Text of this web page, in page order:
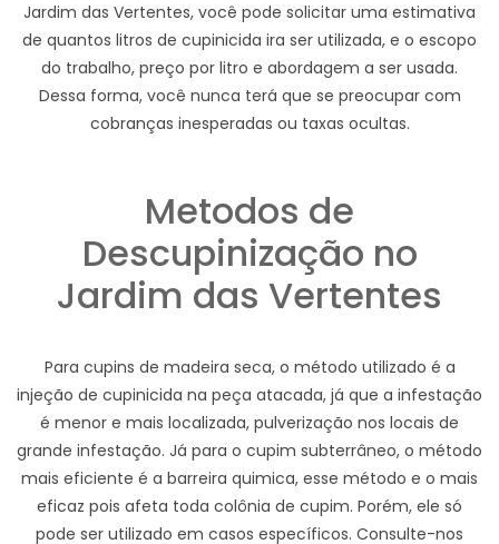
Jardim das Vertentes, você pode solicitar uma estimativa
de quantos litros de cupinicida ira ser utilizada, e o escopo
do trabalho, preço por litro e abordagem a ser usada.
Dessa forma, você nunca terá que se preocupar com
cobranças inesperadas ou taxas ocultas.
Metodos de
Descupinização no
Jardim das Vertentes
Para cupins de madeira seca, o método utilizado é a
injeção de cupinicida na peça atacada, já que a infestação
é menor e mais localizada, pulverização nos locais de
grande infestação. Já para o cupim subterrâneo, o método
mais eficiente é a barreira quimica, esse método e o mais
eficaz pois afeta toda colônia de cupim. Porém, ele só
pode ser utilizado em casos específicos. Consulte-nos